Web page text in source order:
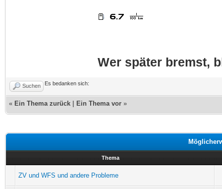
Wer später bremst,
Suchen Es bedanken sich:
« Ein Thema zurück Ein Thema vor »
Thema
ZV und WFS und andere Probleme